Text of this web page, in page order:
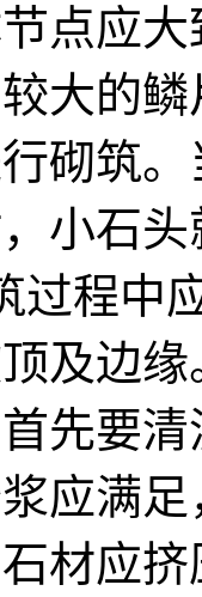
点应
大的
砌筑
小石
过程中
及边
先要
应满
材应